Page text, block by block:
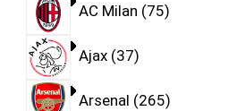
AC Milan 75
Ajax 37
Arsenal 265